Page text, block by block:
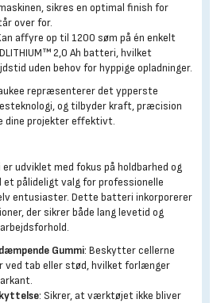
sikres en optimal finish for
over for.
affyre op til 1200 søm på én enkelt
2,0 Ah batteri, hvilket
uden behov for hyppige opladninger.
repræsenterer det ypperste
og tilbyder kraft, præcision
dine projekter effektivt.
udviklet med fokus på holdbarhed og
pålideligt valg for professionelle
entusiaster. Dette batteri inkorporerer
der sikrer både lang levetid og
Gummi: Beskytter cellerne
ved tab eller stød, hvilket forlænger
: Sikrer, at værktøjet ikke bliver